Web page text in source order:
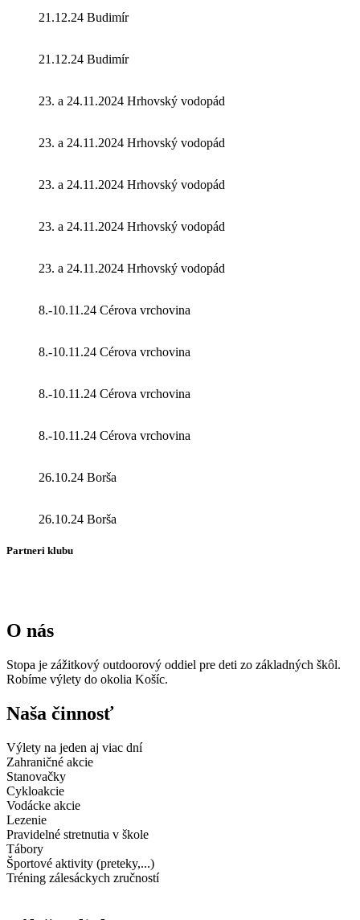
21.12.24 Budimír
21.12.24 Budimír
23. a 24.11.2024 Hrhovský vodopád
23. a 24.11.2024 Hrhovský vodopád
23. a 24.11.2024 Hrhovský vodopád
23. a 24.11.2024 Hrhovský vodopád
23. a 24.11.2024 Hrhovský vodopád
8.-10.11.24 Cérova vrchovina
8.-10.11.24 Cérova vrchovina
8.-10.11.24 Cérova vrchovina
8.-10.11.24 Cérova vrchovina
26.10.24 Borša
26.10.24 Borša
Partneri klubu
O nás
Stopa je zážitkový outdoorový oddiel pre deti zo základných škôl.
Robíme výlety do okolia Košíc.
Naša činnosť
Výlety na jeden aj viac dní
Zahraničné akcie
Stanovačky
Cykloakcie
Vodácke akcie
Lezenie
Pravidelné stretnutia v škole
Tábory
Športové aktivity (preteky,...)
Tréning zálesáckych zručností